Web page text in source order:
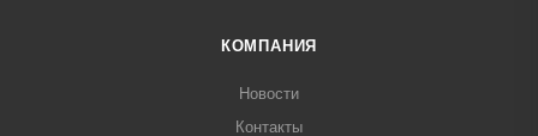
КОМПАНИЯ
Новости
Контакты